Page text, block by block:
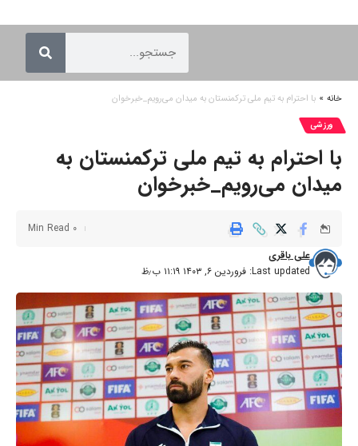
خانه » با احترام به تیم ملی ترکمنستان به میدان می‌رویم_خبرخوان
ورزشی
با احترام به تیم ملی ترکمنستان به
میدان می‌رویم_خبرخوان
Last updated: فروردین ۶, ۱۴۰۳ ۱۱:۱۹ ب٫ظ
علی باقری
0 Min Read